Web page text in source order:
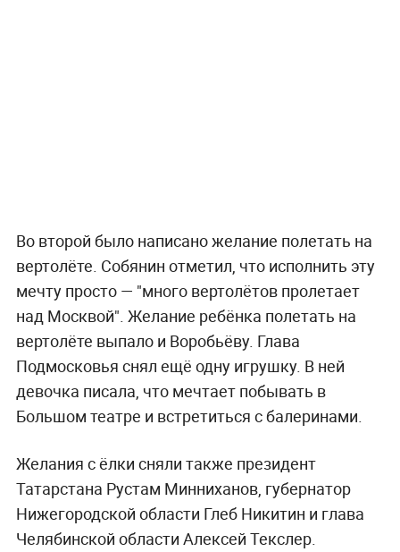
Во второй было написано желание полетать на
вертолёте. Собянин отметил, что исполнить эту
мечту просто — "много вертолётов пролетает
над Москвой". Желание ребёнка полетать на
вертолёте выпало и Воробьёву. Глава
Подмосковья снял ещё одну игрушку. В ней
девочка писала, что мечтает побывать в
Большом театре и встретиться с балеринами.
Желания с ёлки сняли также президент
Татарстана Рустам Минниханов, губернатор
Нижегородской области Глеб Никитин и глава
Челябинской области Алексей Текслер.